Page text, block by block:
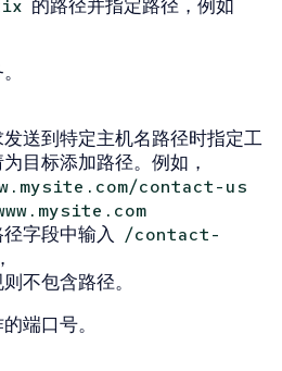
的路径并指定路径，例如
。
送到特定主机名路径时指定工
目标添加路径。例如，
contact-us
径字段中输入
/contact-
不包含路径。
端口号。